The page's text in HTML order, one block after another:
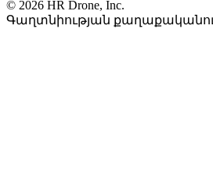
© 2026 HR Drone, Inc.
Գաղտնիության